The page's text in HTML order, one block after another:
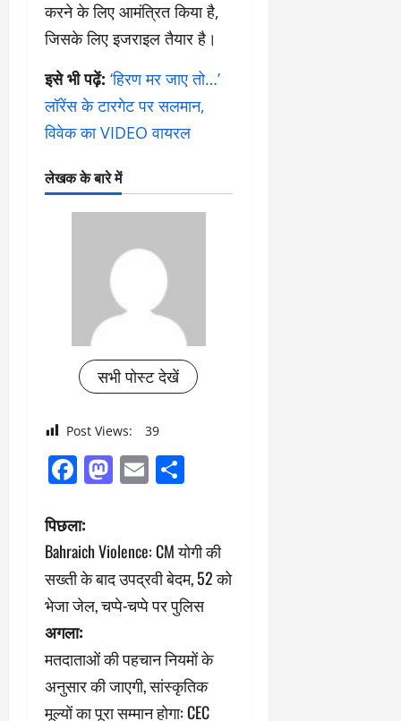
करने के लिए आमंत्रित किया है,
जिसके लिए इजराइल तैयार है।
इसे भी पढ़ें: ‘हिरण मर जाए तो…’
लॉरेंस के टारगेट पर सलमान,
विवेक का VIDEO वायरल
लेखक के बारे में
सभी पोस्ट देखें
Post Views: 39
Facebook
Mastodon
Email
पो
स्ट
ने
वि
गे
पिछला:
Bahraich Violence: CM योगी की
सख्ती के बाद उपद्रवी बेदम, 52 को
भेजा जेल, चप्पे-चप्पे पर पुलिस
अगला:
मतदाताओं की पहचान नियमों के
अनुसार की जाएगी, सांस्कृतिक
मूल्यों का पूरा सम्मान होगा: CEC